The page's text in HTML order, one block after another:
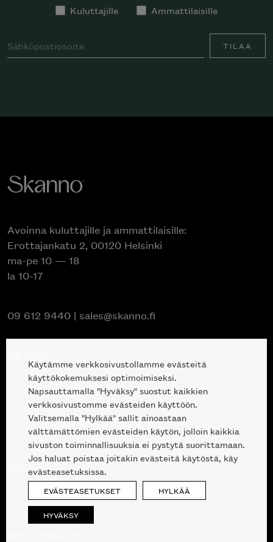
Kuluttajille Ammattilaisille
TILAA
Avoinna kuluttajille ja ammattilaisille:
Erottajankatu 2, 00120 Helsinki
ma-pe 10 — 18
la 10-17
09 612 9440 | sales@skanno.fi
Tuotteet
Suunnittelupalvelu
Projektimyynti
Liike Helsingin keskustassa
Outlet
Poistuvat mallikappaleet
Käytämme verkkosivustollamme evästeitä
käyttökokemuksesi optimoimiseksi.
Napsauttamalla "Hyväksy" suostut kaikkien
verkkosivustomme evästeiden käyttöön.
Valitsemalla "Hylkää" sallit ainoastaan
välttämättömien evästeiden käytön, jolloin kaikkia
sivuston toiminnallisuuksia ei pystytä suorittamaan.
Jos haluat poistaa joitakin evästeitä käytöstä, käy
evästeasetuksissa.
EVÄSTEASETUKSET HYLKÄÄ
HYVÄKSY